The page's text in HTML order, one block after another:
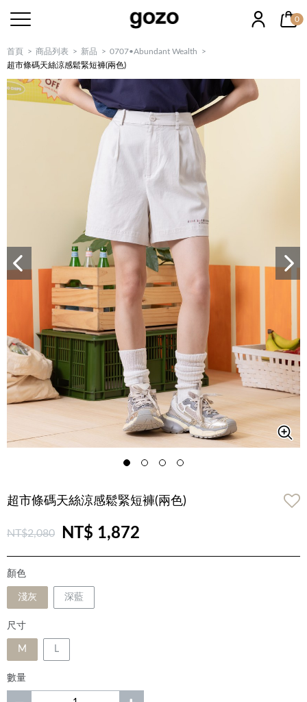
0
首頁 商品列表 新品
0707•Abundant Wealth
超市條碼天絲涼感鬆緊短褲(兩色)
超市條碼天絲涼感鬆緊短褲(兩色)
NT$2,080 NT$ 1,872
顏色
淺灰 深藍
尺寸
M L
數量